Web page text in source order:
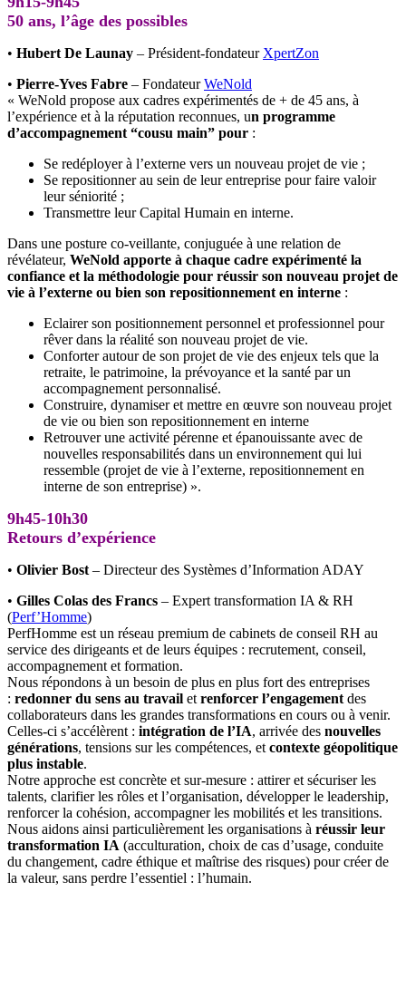
50 ans, l’âge des possibles
• Hubert De Launay – Président-fondateur XpertZon
• Pierre-Yves Fabre – FondateurWeNold
« WeNold propose aux cadres expérimentés de + de 45 ans, à
l’expérience et à la réputation reconnues, un programme
d’accompagnement “cousu main” pour :
Se redéployer à l’externe vers un nouveau projet de vie ;
Se repositionner au sein de leur entreprise pour faire valoir
leur séniorité ;
Transmettre leur Capital Humain en interne.
Dans une posture co-veillante, conjuguée à une relation de
révélateur, WeNold apporte à chaque cadre expérimenté la
confiance et la méthodologie pour réussir son nouveau projet de
vie à l’externe ou bien son repositionnement en interne :
Eclairer son positionnement personnel et professionnel pour
rêver dans la réalité son nouveau projet de vie.
Conforter autour de son projet de vie des enjeux tels que la
retraite, le patrimoine, la prévoyance et la santé par un
accompagnement personnalisé.
Construire, dynamiser et mettre en œuvre son nouveau projet
de vie ou bien son repositionnement en interne
Retrouver une activité pérenne et épanouissante avec de
nouvelles responsabilités dans un environnement qui lui
ressemble (projet de vie à l’externe, repositionnement en
interne de son entreprise) ».
9h45-10h30
Retours d’expérience
• Olivier Bost – Directeur des Systèmes d’Information ADAY
• Gilles Colas des Francs – Expert transformation IA & RH
(Perf’Homme)
PerfHomme est un réseau premium de cabinets de conseil RH au
service des dirigeants et de leurs équipes : recrutement, conseil,
accompagnement et formation.
Nous répondons à un besoin de plus en plus fort des entreprises
: redonner du sens au travail et renforcer l’engagement des
collaborateurs dans les grandes transformations en cours ou à venir.
Celles-ci s’accélèrent : intégration de l’IA, arrivée des nouvelles
générations, tensions sur les compétences, et contexte géopolitique
plus instable.
Notre approche est concrète et sur-mesure : attirer et sécuriser les
talents, clarifier les rôles et l’organisation, développer le leadership,
renforcer la cohésion, accompagner les mobilités et les transitions.
Nous aidons ainsi particulièrement les organisations à réussir leur
transformation IA (acculturation, choix de cas d’usage, conduite
du changement, cadre éthique et maîtrise des risques) pour créer de
la valeur, sans perdre l’essentiel : l’humain.